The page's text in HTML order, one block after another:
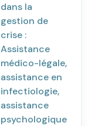
dans la
gestion de
crise :
Assistance
médico-légale,
assistance en
infectiologie,
assistance
psychologique